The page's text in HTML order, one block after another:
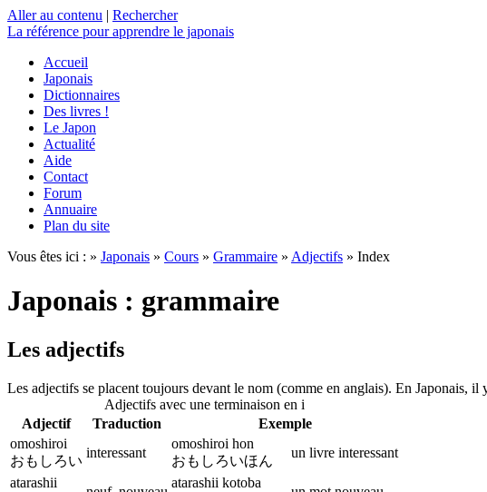
Aller au contenu | Rechercher
La référence pour apprendre le japonais
Accueil
Japonais
Dictionnaires
Des livres !
Le Japon
Actualité
Aide
Contact
Forum
Annuaire
Plan du site
Vous êtes ici : » Japonais » Cours » Grammaire » Adjectifs » Index
Japonais : grammaire
Les adjectifs
Les adjectifs se placent toujours devant le nom (comme en anglais). En Japonais,
Adjectifs avec une terminaison en i
Adjectif
Traduction
Exemple
omoshiroi
おもしろい
interessant
omoshiroi hon
おもしろいほん
un livre interessant
atarashii
atarashii kotoba